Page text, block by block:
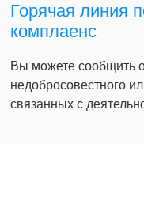
Горячая линия
комплаенс
Вы можете сообщить
недобросовестного
связанных с